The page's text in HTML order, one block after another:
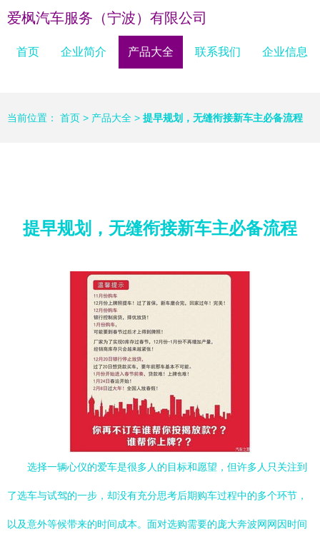
爱枫汽车服务（宁波）有限公司
首页 企业简介 产品大全 联系我们 企业信息
当前位置： 首页 > 产品大全 > 提早规划，无缝衔接新车主必备流程
提早规划，无缝衔接新车主必备流程
选择一辆心仪的爱车是很多人的目标和愿望，但许多人只关注到
了选车与试驾的一步，却没有充分思考后期购车过程中的多个环节，
以及意外等候带来的时间成本。面对选购需要的庞大奔波网网因时间